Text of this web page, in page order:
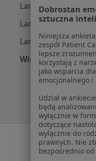
Laryngolodzy z
Laryngolodzy z
Laryngolodzy z
Więcej (2)
Więcej w
Dobrostan
sztuczna
Niniejsza
zespół Patient
lepsze
korzystają z
jako wsparcia
emocjonalnego
Udział w
będą
wyłącznie w
dotyczące
wyłącznie do
prawnych. Nie
bezpośrednio